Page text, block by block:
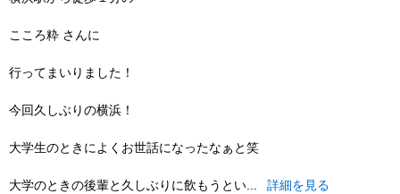
こころ粋 さんに
行ってまいりました！
今回久しぶりの横浜！
大学生のときによくお世話になったなぁと笑
大学のときの後輩と久しぶりに飲もうとい... 詳細を見る